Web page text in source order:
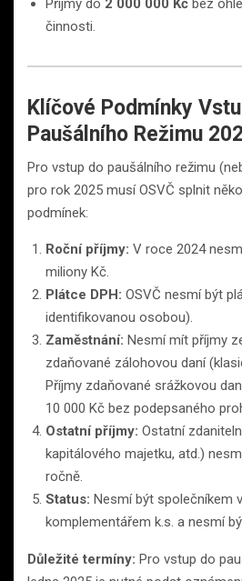
Příjmy do 2 000 000 Kč bez
činnosti.
Klíčové Podmínky
Paušálního Režimu
Pro vstup do paušálního režimu
pro rok 2025 musí OSVČ splnit
podmínek:
Roční příjmy: V roce 2024
miliony Kč.
Plátce DPH: OSVČ nesmí být
identifikovanou osobou).
Zaměstnání: Nesmí mít příjmy
zdaňované zálohovou daní
Příjmy zdaňované srážkovou
10 000 Kč bez podepsaného
Ostatní příjmy: Ostatní
kapitálového majetku, atd.)
ročně.
Status: Nesmí být společníkem
komplementářem k.s. a nesmí
Důležité termíny: Pro vstup do